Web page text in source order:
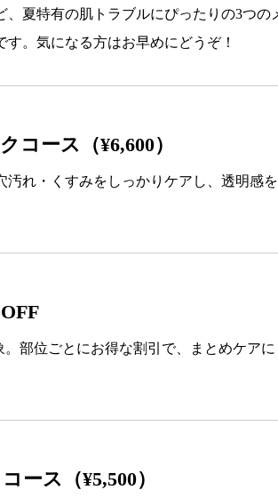
夏特有の肌トラブルにぴったりの3つの
。気になる方はお早めにどうぞ！
コース（¥6,600）
れ・くすみをしっかりケアし、透明感を
部位ごとにお得な割引で、まとめケアに
ース（¥5,500）